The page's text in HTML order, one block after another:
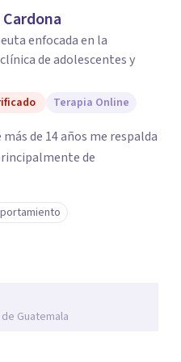
enfocada en la
de adolescentes y
Terapia Online
de 14 años me respalda
de
Guatemala